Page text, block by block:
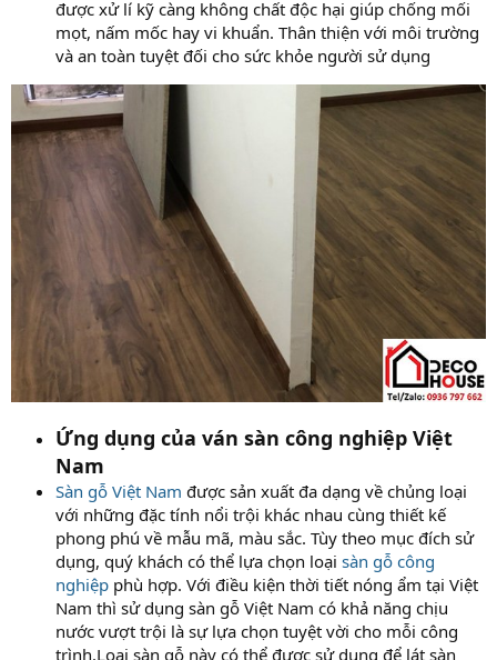
được xử lí kỹ càng không chất độc hại giúp chống mối
mọt, nấm mốc hay vi khuẩn. Thân thiện với môi trường
và an toàn tuyệt đối cho sức khỏe người sử dụng
Ứng dụng của ván sàn công nghiệp Việt
Nam
Sàn gỗ Việt Nam được sản xuất đa dạng về chủng loại
với những đặc tính nổi trội khác nhau cùng thiết kế
phong phú về mẫu mã, màu sắc. Tùy theo mục đích sử
dụng, quý khách có thể lựa chọn loại sàn gỗ công
nghiệp phù hợp. Với điều kiện thời tiết nóng ẩm tại Việt
Nam thì sử dụng sàn gỗ Việt Nam có khả năng chịu
nước vượt trội là sự lựa chọn tuyệt vời cho mỗi công
trình.Loại sàn gỗ này có thể được sử dụng để lát sàn